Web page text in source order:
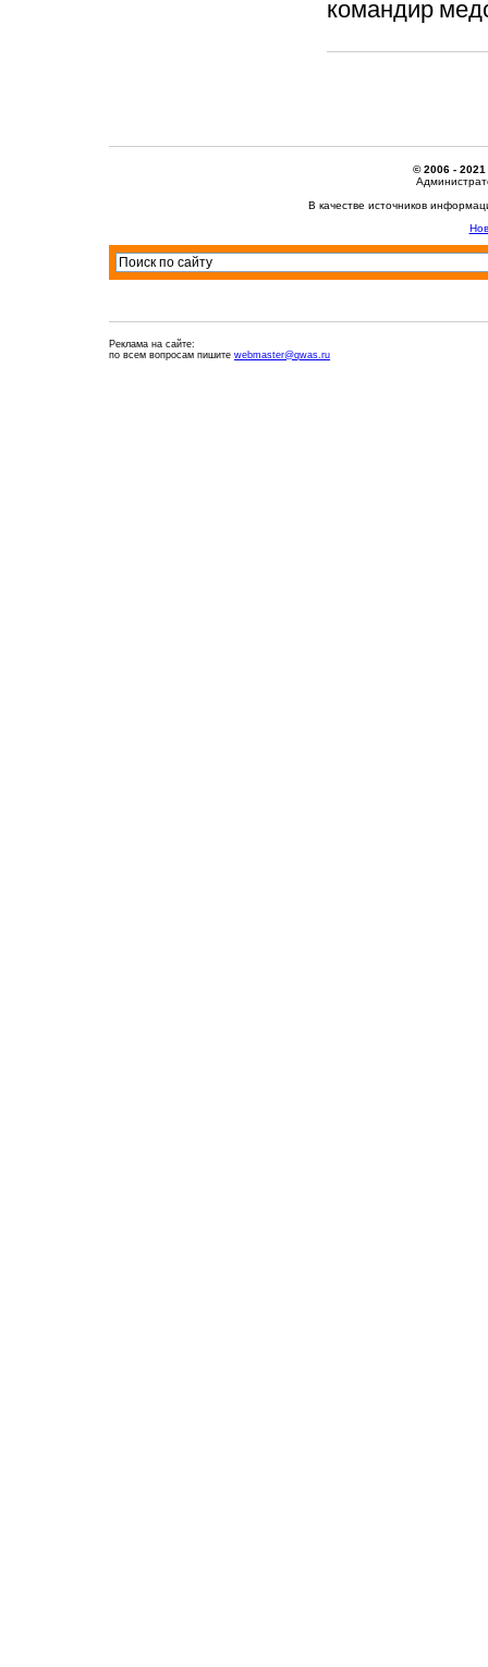
командир
© 2006 - 2021
В качестве источников
Реклама на сайте:
по всем вопросам пишите webmaster@qwas.ru